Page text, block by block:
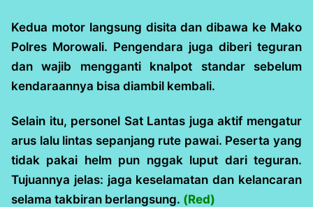
Kedua motor langsung disita dan dibawa ke Mako
Polres Morowali. Pengendara juga diberi teguran
dan wajib mengganti knalpot standar sebelum
kendaraannya bisa diambil kembali.
Selain itu, personel Sat Lantas juga aktif mengatur
arus lalu lintas sepanjang rute pawai. Peserta yang
tidak pakai helm pun nggak luput dari teguran.
Tujuannya jelas: jaga keselamatan dan kelancaran
selama takbiran berlangsung. (Red)